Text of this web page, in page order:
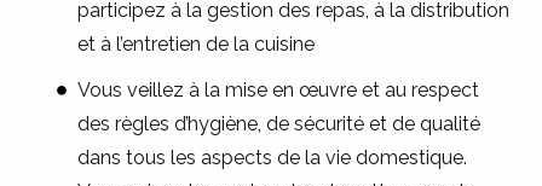
participez à la gestion des repas, à la distribution
et à l’entretien de la cuisine
Vous veillez à la mise en œuvre et au respect
des règles d’hygiène, de sécurité et de qualité
dans tous les aspects de la vie domestique.